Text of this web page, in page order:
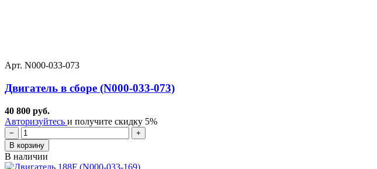
Арт. N000-033-073
Двигатель в сборе (N000-033-073)
40 800 руб.
Авторизуйтесь и получите скидку 5%
−
+
В корзину
В наличии